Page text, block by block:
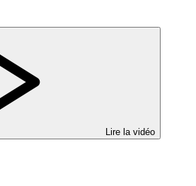
Lire la vidéo